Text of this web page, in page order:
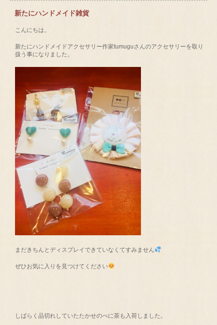
新たにハンドメイド雑貨
こんにちは。
新たにハンドメイドアクセサリー作家tumuguさんのアクセサリーを取り
扱う事になりました。
まだきちんとディスプレイできていなくてすみません
ぜひお気に入りを見つけてください
しばらく品切れしていたたかせのべに茶も入荷しました。